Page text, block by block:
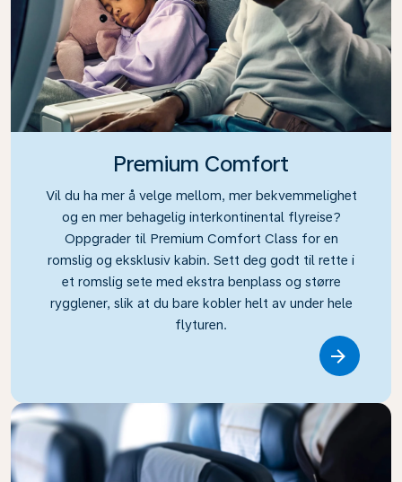
Premium Comfort
Vil du ha mer å velge mellom, mer bekvemmelighet
og en mer behagelig interkontinental flyreise?
Oppgrader til Premium Comfort Class for en
romslig og eksklusiv kabin. Sett deg godt til rette i
et romslig sete med ekstra benplass og større
rygglener, slik at du bare kobler helt av under hele
flyturen.